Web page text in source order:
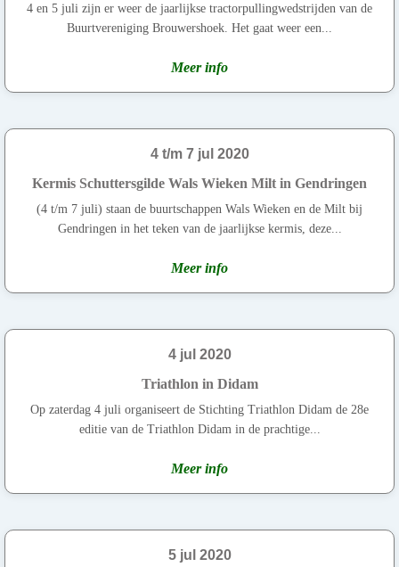
4 en 5 juli zijn er weer de jaarlijkse tractorpullingwedstrijden van de
Buurtvereniging Brouwershoek. Het gaat weer een...
Meer info
4 t/m 7 jul 2020
Kermis Schuttersgilde Wals Wieken Milt in Gendringen
(4 t/m 7 juli) staan de buurtschappen Wals Wieken en de Milt bij
Gendringen in het teken van de jaarlijkse kermis, deze...
Meer info
4 jul 2020
Triathlon in Didam
Op zaterdag 4 juli organiseert de Stichting Triathlon Didam de 28e
editie van de Triathlon Didam in de prachtige...
Meer info
5 jul 2020